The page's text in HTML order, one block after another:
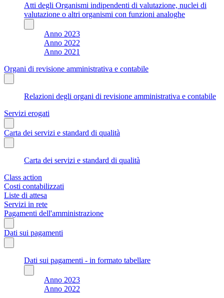
Atti degli Organismi indipendenti di valutazione, nuclei di
valutazione o altri organismi con funzioni analoghe
Anno 2023
Anno 2022
Anno 2021
Organi di revisione amministrativa e contabile
Relazioni degli organi di revisione amministrativa e contabile
Servizi erogati
Carta dei servizi e standard di qualità
Carta dei servizi e standard di qualità
Class action
Costi contabilizzati
Liste di attesa
Servizi in rete
Pagamenti dell'amministrazione
Dati sui pagamenti
Dati sui pagamenti - in formato tabellare
Anno 2023
Anno 2022